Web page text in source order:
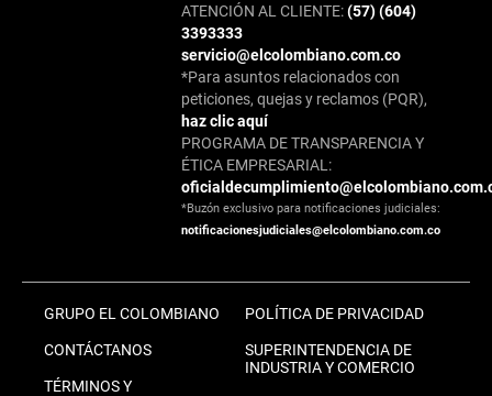
ATENCIÓN AL CLIENTE:(57) (604)
3393333
servicio@elcolombiano.com.co
*Para asuntos relacionados con
peticiones, quejas y reclamos (PQR),
haz clic aquí
PROGRAMA DE TRANSPARENCIA Y
ÉTICA EMPRESARIAL:
*Buzón exclusivo para notificaciones judiciales:
notificacionesjudiciales@elcolombiano.com.co
GRUPO EL COLOMBIANO
CONTÁCTANOS
TÉRMINOS Y
POLÍTICA DE PRIVACIDAD
SUPERINTENDENCIA DE
INDUSTRIA Y COMERCIO